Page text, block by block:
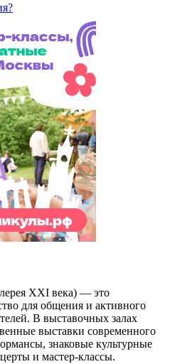
XXI века) — это
для общения и активного
В выставочных залах
выставки современного
знаковые культурные
и мастер-классы.